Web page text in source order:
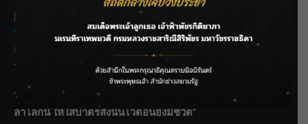
Recent Posts
กรมชลฯ รับฟังประชาชน ติดตามแก้ปัญหาโครงการประตู
ระบายน้ำศรีสองรักฯ
‘แมน การิน’ แชร์ความเชื่อชวนคิด! “อยากกินอะไรหลังจาก
ลาโลกนี้ ให้ใส่บาตรสิ่งนั้นไว้ตอนยังมีชีวิต”